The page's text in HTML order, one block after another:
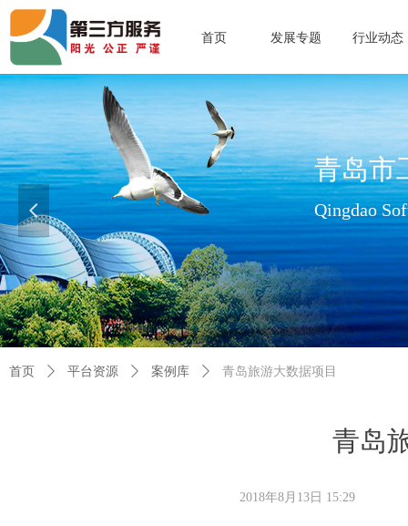
首页 发展专题 行业动态
青岛市
Qingdao
查看更多>>
넳
青岛
首页 ꄲ 平台资源 ꄲ 案例库 ꄲ 青岛旅游大数据项目
2018年8月13日 15:29